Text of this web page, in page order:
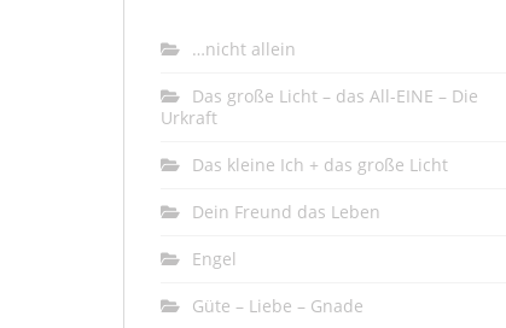
…nicht allein
Das große Licht – das All-EINE – Die
Urkraft
Das kleine Ich + das große Licht
Dein Freund das Leben
Engel
Güte – Liebe – Gnade